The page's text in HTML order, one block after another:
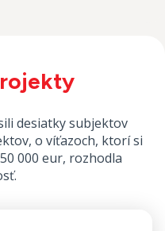
desiatky subjektov
o víťazoch, ktorí si
000 eur, rozhodla